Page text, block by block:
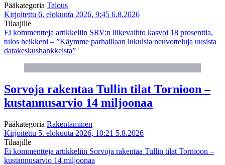
Pääkategoria Talous
Kirjoitettu 6. elokuuta 2026, 9:45 6.8.2026
Tilaajille
Ei kommentteja artikkeliin SRV:n liikevaihto kasvoi 18 prosenttia,
tulos heikkeni – ”Käymme parhaillaan lukuisia neuvotteluja uusista
datakeskushankkeista”
Sorvoja rakentaa Tullin tilat Tornioon –
kustannusarvio 14 miljoonaa
Pääkategoria Rakentaminen
Kirjoitettu 5. elokuuta 2026, 10:21 5.8.2026
Tilaajille
Ei kommentteja artikkeliin Sorvoja rakentaa Tullin tilat Tornioon –
kustannusarvio 14 miljoonaa